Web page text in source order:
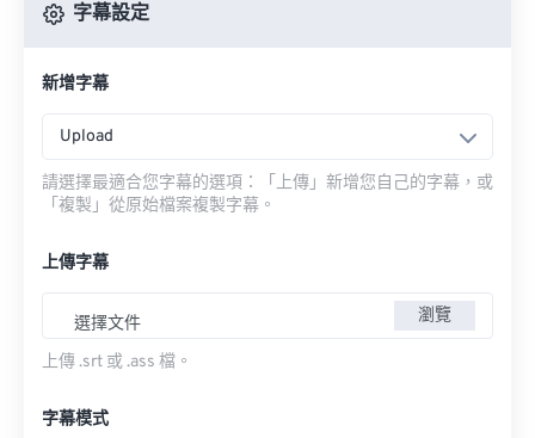
字幕設定
新增字幕
Upload
請選擇最適合您字幕的選項：「上傳」新增您自己的字幕，或
「複製」從原始檔案複製字幕。
上傳字幕
選擇文件 瀏覽
上傳 .srt 或 .ass 檔。
字幕模式